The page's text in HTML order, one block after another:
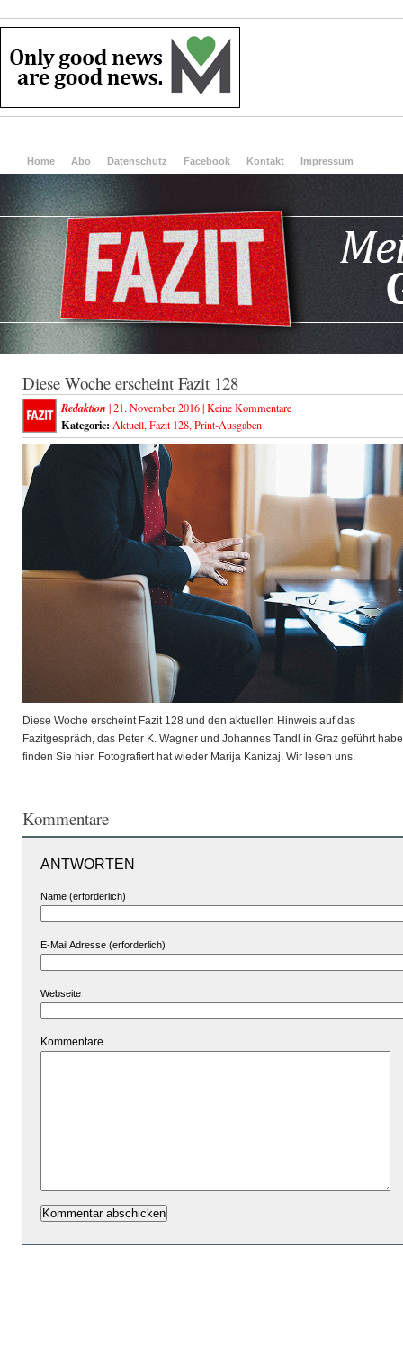
Home Abo Datenschutz Facebook Kontakt Impressum
Diese Woche erscheint Fazit 128
Redaktion | 21. November 2016 |Keine Kommentare
Kategorie: Aktuell, Fazit 128, Print-Ausgaben
Diese Woche erscheint Fazit 128 und den aktuellen Hinweis auf das
Fazitgespräch, das Peter K. Wagner und Johannes Tandl in Graz geführt
finden Sie hier. Fotografiert hat wieder Marija Kanizaj. Wir lesen uns.
Kommentare
ANTWORTEN
Name (erforderlich)
E-Mail Adresse (erforderlich)
Webseite
Kommentare